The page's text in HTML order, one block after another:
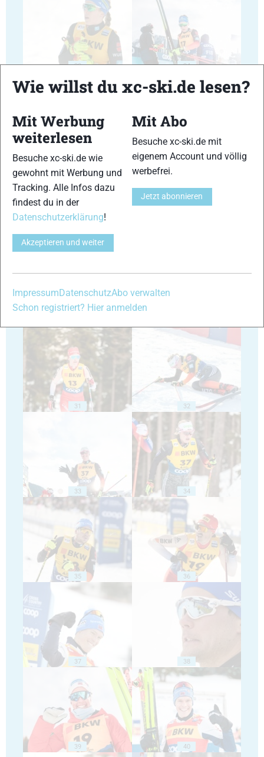
23 24
27
31 32
33 34
35 36
37 38
39 40
Wie willst du xc-ski.de lesen?
Mit Werbung
weiterlesen
Besuche xc-ski.de wie
gewohnt mit Werbung und
Tracking. Alle Infos dazu
findest du in der
Datenschutzerklärung!
Akzeptieren und weiter
Mit Abo
Besuche xc-ski.de mit
eigenem Account und völlig
werbefrei.
Jetzt abonnieren
Impressum DatenschutzAbo verwalten
Schon registriert? Hier anmelden